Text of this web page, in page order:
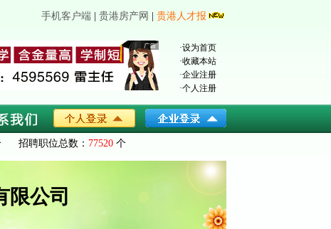
手机客户端 贵港房产网 贵港人才报
·设为首页
·收藏本站
·企业注册
·个人注册
招聘职位总数： 77520 个
限公司